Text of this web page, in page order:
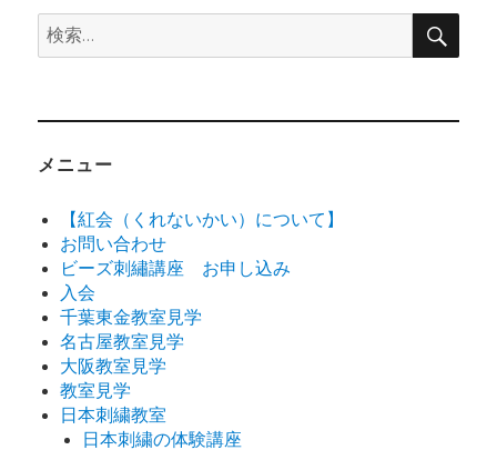
検
索:
検
メニュー
【紅会（くれないかい）について】
お問い合わせ
ビーズ刺繡講座 お申し込み
入会
千葉東金教室見学
名古屋教室見学
大阪教室見学
教室見学
日本刺繍教室
日本刺繍の体験講座